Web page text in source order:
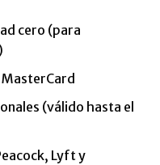
cero (para
(válido hasta el
Lyft y